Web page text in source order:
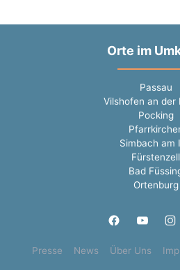
Orte im
Passau
Vilshofen an der
Pocking
Simbach am
Fürstenzell
Bad
Ortenburg
Presse News Über Uns